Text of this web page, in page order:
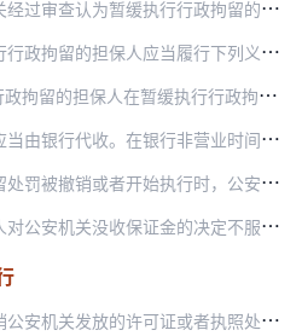
缓执行行政拘留的担保人符合条件的，由担保人出具保证书，并到公安机关将被担保人领回。
政拘留的担保人应当履行下列义务：
期间，不愿继续担保或者丧失担保条件的，行政拘留的决定机关应当责令被处罚人重新提出担保人或者交纳保证金。不提出担保人又不…
在银行非营业时间，公安机关可以先行收取，并在收到保证金后的三日内存入指定的银行账户。
撤销或者开始执行时，公安机关应当将保证金退还交纳人。
没收保证金的决定不服的，可以依法申请行政复议或者提起行政诉讼。
照处罚的，应当在被吊销的许可证或者执照上加盖吊销印章后收缴。被处罚人拒不缴销证件的，公安机关可以公告宣布作废。吊销许可证或者执…